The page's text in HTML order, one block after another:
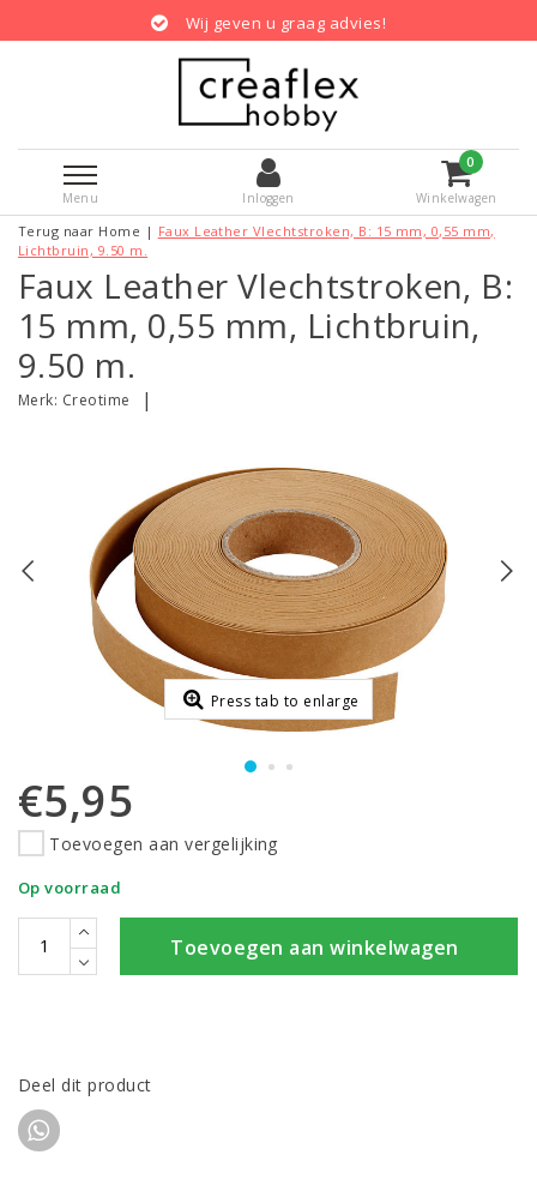
Wij geven u graag advies!
Menu Inloggen
0
Winkelwagen
Terug naar Home | Faux Leather Vlechtstroken, B: 15 mm, 0,55 mm,
Lichtbruin, 9.50 m.
Faux Leather Vlechtstroken, B:
15 mm, 0,55 mm, Lichtbruin,
9.50 m.
Merk: Creotime |
Press tab to enlarge
€5,95
Toevoegen aan vergelijking
Op voorraad
Toevoegen aan winkelwagen
Deel dit product